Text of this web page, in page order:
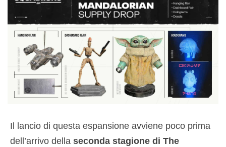
Il lancio di questa espansione avviene poco prima
dell’arrivo della seconda stagione di The